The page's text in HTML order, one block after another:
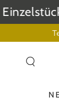
ZUM INHALT
SPRINGEN